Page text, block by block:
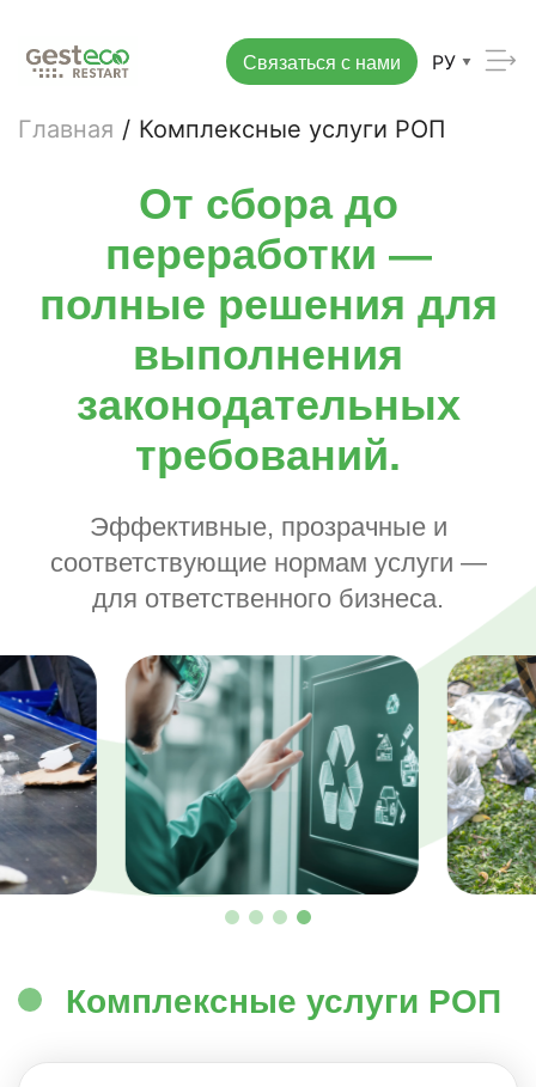
Связаться с нами РУ
Главная / Комплексные услуги РОП
От сбора до
переработки —
полные решения для
выполнения
законодательных
требований.
Эффективные, прозрачные и
соответствующие нормам услуги —
для ответственного бизнеса.
Комплексные услуги РОП